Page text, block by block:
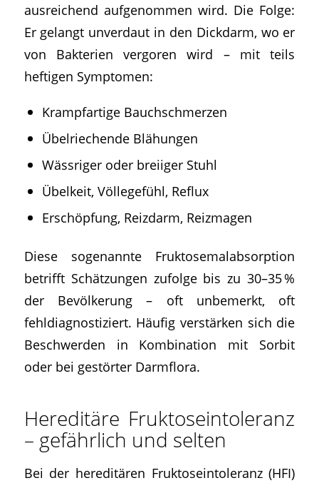
ausreichend aufgenommen wird. Die Folge:
Er gelangt unverdaut in den Dickdarm, wo er
von Bakterien vergoren wird – mit teils
heftigen Symptomen:
Krampfartige Bauchschmerzen
Übelriechende Blähungen
Wässriger oder breiiger Stuhl
Übelkeit, Völlegefühl, Reflux
Erschöpfung, Reizdarm, Reizmagen
Diese sogenannte Fruktosemalabsorption
betrifft Schätzungen zufolge bis zu 30–35 %
der Bevölkerung – oft unbemerkt, oft
fehldiagnostiziert. Häufig verstärken sich die
Beschwerden in Kombination mit Sorbit
oder bei gestörter Darmflora.
Hereditäre Fruktoseintoleranz
– gefährlich und selten
Bei der hereditären Fruktoseintoleranz (HFI)